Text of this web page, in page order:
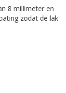
8 millimeter en
zodat de lak